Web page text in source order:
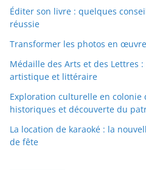
Éditer son livre : quelques
réussie
Transformer les photos en
Médaille des Arts et des Lettres :
artistique et littéraire
Exploration culturelle en colonie
historiques et découverte du
La location de karaoké : la
de fête